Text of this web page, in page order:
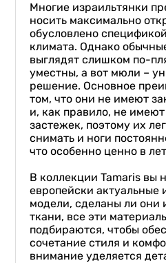
Многие израильтянки
носить максимально
обусловлено
климата. Однако
выглядят слишком по-
уместны, а вот мюли –
решение. Основное
том, что они не имеют
и, как правило, не
застежек, поэтому их
снимать и ноги
что особенно ценно в
В коллекции Tamaris вы
европейски актуальные
модели, сделаны ли они
ткани, все эти
подбираются, чтобы
сочетание стиля и
внимание уделяется